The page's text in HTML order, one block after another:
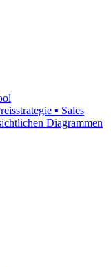
▪ Sales
Diagrammen